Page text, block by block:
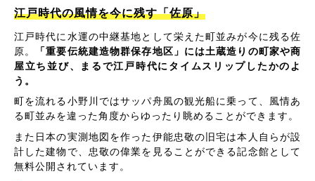
江戸時代の風情を今に残す「佐原」
江戸時代に水運の中継基地として栄えた町並みが今に残る佐
原。
「重要伝統建造物群保存地区」には土蔵造りの町家や商
屋立ち並び、まるで江戸時代にタイムスリップしたかのよ
う。
町を流れる小野川ではサッパ舟風の観光船に乗って、風情あ
る町並みを違った角度からゆったり眺めることができます。
また日本の実測地図を作った伊能忠敬の旧宅は本人自らが設
計した建物で、忠敬の偉業を見ることができる記念館として
無料公開されています。